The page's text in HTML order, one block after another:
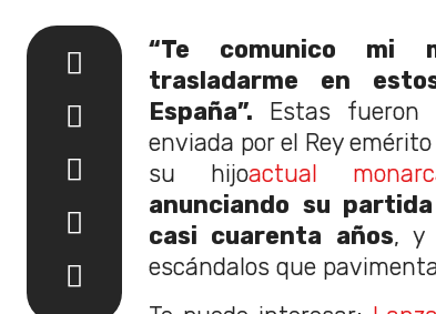
“Te comunico mi
trasladarme en
España”.
Estas
enviada por el Rey
su hijoactual
anunciando su
casi cuarenta años, y
escándalos que